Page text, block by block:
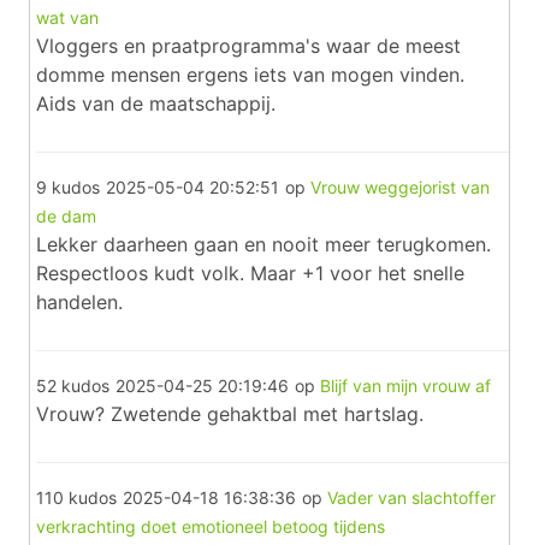
wat van
Vloggers en praatprogramma's waar de meest
domme mensen ergens iets van mogen vinden.
Aids van de maatschappij.
9 kudos 2025-05-04 20:52:51 op Vrouw weggejorist van
de dam
Lekker daarheen gaan en nooit meer terugkomen.
Respectloos kudt volk. Maar +1 voor het snelle
handelen.
52 kudos 2025-04-25 20:19:46 op Blijf van mijn vrouw af
Vrouw? Zwetende gehaktbal met hartslag.
110 kudos 2025-04-18 16:38:36 op Vader van slachtoffer
verkrachting doet emotioneel betoog tijdens